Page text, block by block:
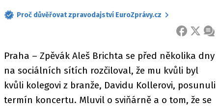
Proč důvěřovat zpravodajství EuroZprávy.cz
FACEBOOK
X
Praha – Zpěvák Aleš Brichta se před několika dny
na sociálních sítích rozčiloval, že mu kvůli byl
kvůli kolegovi z branže, Davidu Kollerovi, posunuli
termín koncertu. Mluvil o sviňárně a o tom, že se